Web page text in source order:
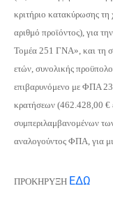
κριτήριο κατακύρωσης τη
αριθμό προϊόντος), για
Τομέα 251 ΓΝΑ», και τη
ετών, συνολικής
επιβαρυνόμενο με ΦΠΑ
κρατήσεων (462.428,00 €
συμπεριλαμβανομένων
αναλογούντος ΦΠΑ, για
ΠΡΟΚΗΡΥΞΗ ΕΔΩ